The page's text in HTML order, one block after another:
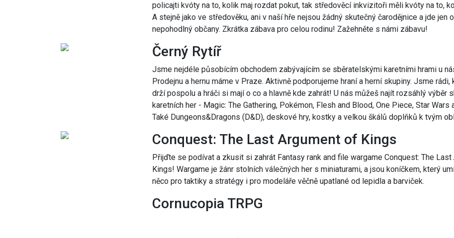
policajti kvóty na to, kolik maj rozdat pokut, tak středověcí inkvizitoři měli kvóty na to,
A stejně jako ve středověku, ani v naší hře nejsou žádný skutečný čarodějnice a jde jen
nepohodlný občany. Zkrátka zábava pro celou rodinu! Zažehněte s námi zábavu!
Černý Rytíř
Jsme nejdéle působícím obchodem zabývajícím se sběratelskými karetními hrami u
Prodejnu a hernu máme v Praze. Aktivně podporujeme hraní a herní skupiny. Jsme rádi,
drží pospolu a hráči si mají o co a hlavně kde zahrát! U nás můžeš najít rozsáhlý výběr
karetních her - Magic: The Gathering, Pokémon, Flesh and Blood, One Piece, Star Wars
Také Dungeons&Dragons (D&D), deskové hry, kostky a velkou škálů doplňků k tvým
Conquest: The Last Argument of Kings
Přijďte se podívat a zkusit si zahrát Fantasy rank and file wargame Conquest: The
Kings! Wargame je žánr stolních válečných her s miniaturami, a jsou koníčkem, který
něco pro taktiky a stratégy i pro modeláře věčně upatlané od lepidla a barviček.
Cornucopia TRPG